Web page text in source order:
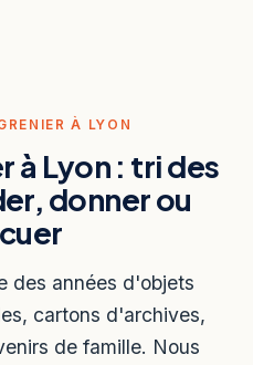
À LYON
à Lyon : tri des
donner ou
des années d'objets
cartons d'archives,
de famille. Nous